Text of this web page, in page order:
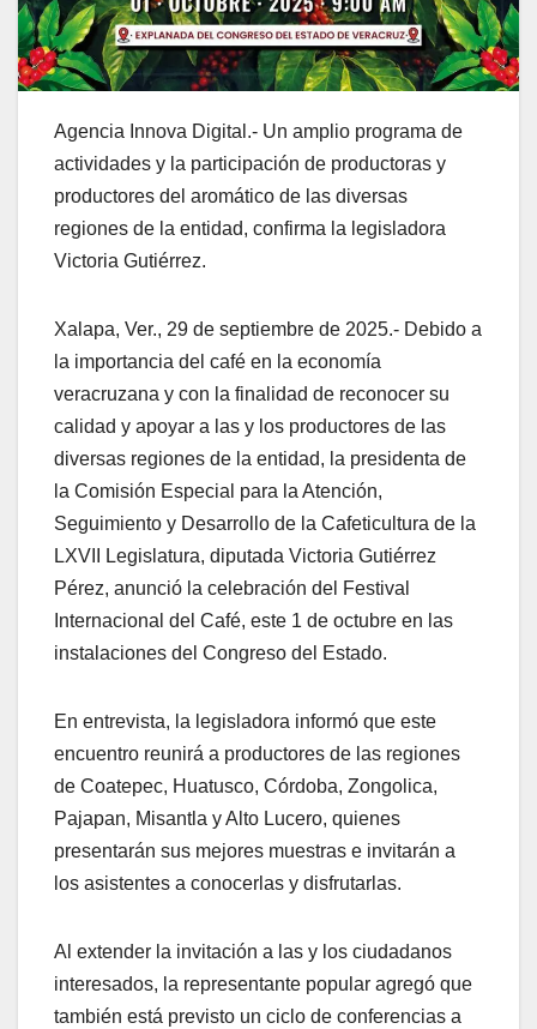
Agencia Innova Digital.- Un amplio programa de
actividades y la participación de productoras y
productores del aromático de las diversas
regiones de la entidad, confirma la legisladora
Victoria Gutiérrez.
Xalapa, Ver., 29 de septiembre de 2025.- Debido a
la importancia del café en la economía
veracruzana y con la finalidad de reconocer su
calidad y apoyar a las y los productores de las
diversas regiones de la entidad, la presidenta de
la Comisión Especial para la Atención,
Seguimiento y Desarrollo de la Cafeticultura de la
LXVII Legislatura, diputada Victoria Gutiérrez
Pérez, anunció la celebración del Festival
Internacional del Café, este 1 de octubre en las
instalaciones del Congreso del Estado.
En entrevista, la legisladora informó que este
encuentro reunirá a productores de las regiones
de Coatepec, Huatusco, Córdoba, Zongolica,
Pajapan, Misantla y Alto Lucero, quienes
presentarán sus mejores muestras e invitarán a
los asistentes a conocerlas y disfrutarlas.
Al extender la invitación a las y los ciudadanos
interesados, la representante popular agregó que
también está previsto un ciclo de conferencias a